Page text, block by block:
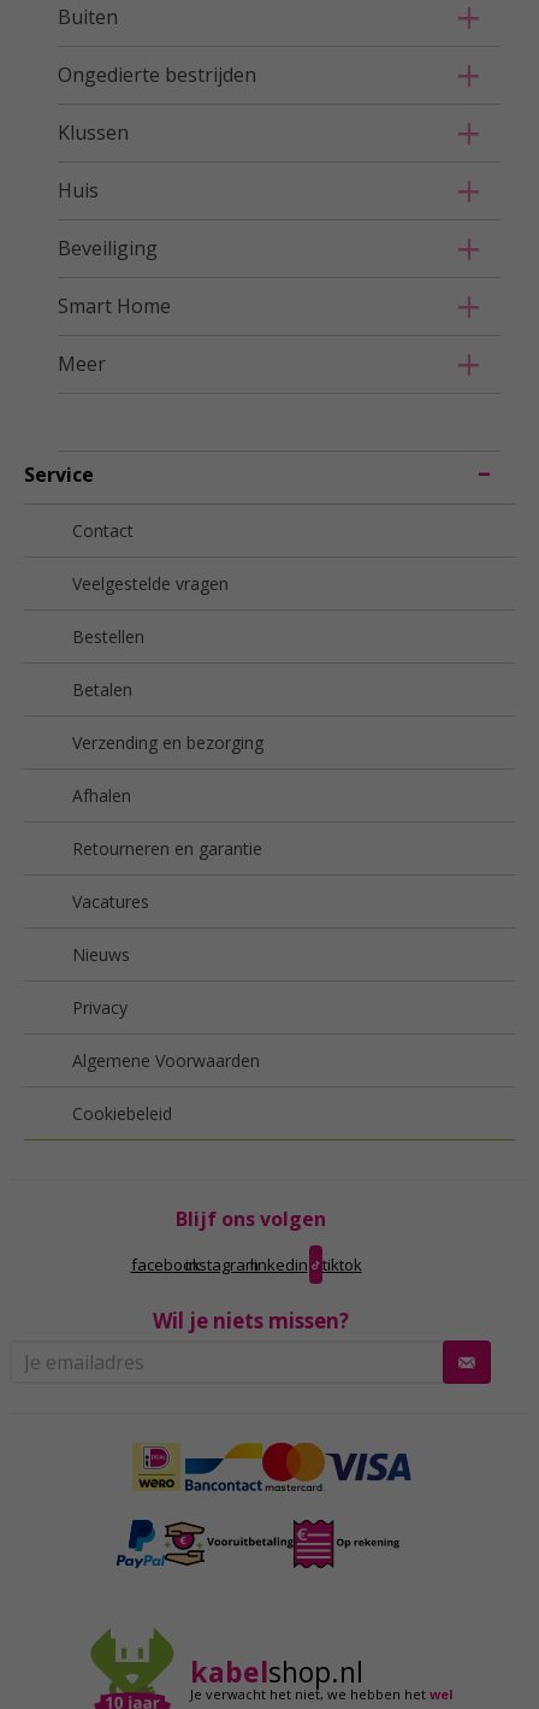
Buiten
Ongedierte bestrijden
Klussen
Huis
Beveiliging
Smart Home
Meer
Service
Contact
Veelgestelde vragen
Bestellen
Betalen
Verzending en bezorging
Afhalen
Retourneren en garantie
Vacatures
Nieuws
Privacy
Algemene Voorwaarden
Cookiebeleid
Blijf ons volgen
facebookinstagramlinkedin tiktok
Wil je niets missen?
kabelshop.nl
Je verwacht het niet,we hebben hetwel